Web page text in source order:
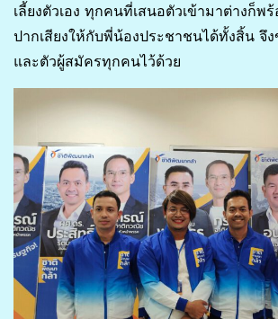
เลี้ยงตัวเอง ทุกคนที่เสนอตัวเข้ามาต่างก็พ
ปากเสียงให้กับพี่น้องประชาชนได้ทั้งสิ้น จึ
และตัวผู้สมัครทุกคนไว้ด้วย